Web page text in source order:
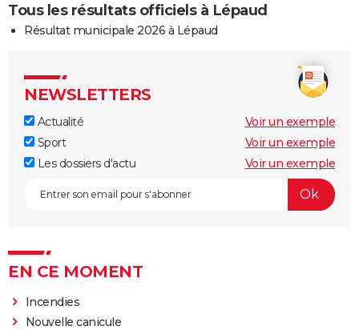
Tous les résultats officiels à Lépaud
Résultat municipale 2026 à Lépaud
NEWSLETTERS
Actualité
Voir un exemple
Sport
Voir un exemple
Les dossiers d'actu
Voir un exemple
EN CE MOMENT
Incendies
Nouvelle canicule